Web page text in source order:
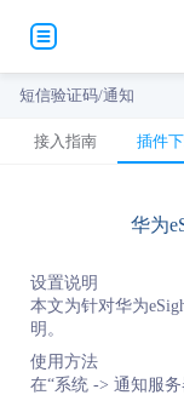
短信验证码/通知
接入指南 插件
华为
设置说明
本文为针对华为
明。
使用方法
在“系统 -> 通知服